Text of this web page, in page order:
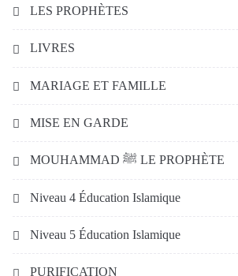
LES PROPHÈTES
LIVRES
MARIAGE ET FAMILLE
MISE EN GARDE
MOUHAMMAD ﷺ LE PROPHÈTE
Niveau 4 Éducation Islamique
Niveau 5 Éducation Islamique
PURIFICATION